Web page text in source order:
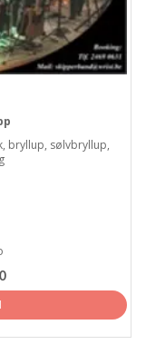
bryllup, sølvbryllup,